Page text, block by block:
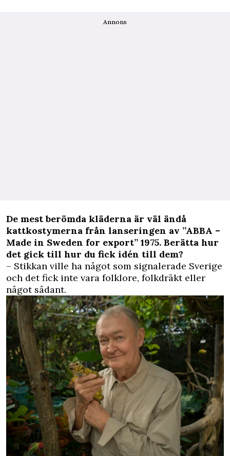
Annons
De mest berömda kläderna är väl ändå
kattkostymerna från lanseringen av ”ABBA –
Made in Sweden for export” 1975. Berätta hur
det gick till hur du fick idén till dem?
– Stikkan ville ha något som signalerade Sverige
och det fick inte vara folklore, folkdräkt eller
något sådant.